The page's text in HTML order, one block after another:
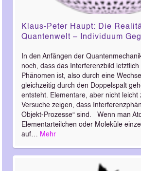
Klaus-Peter Haupt: Die
Quantenwelt – Individuum
In den Anfängen der
noch, dass das Interferenzbild letztlich
Phänomen ist, also durch eine
gleichzeitig durch den Doppelspalt
entsteht. Elementare, aber nicht leicht
Versuche zeigen, dass
Objekt-Prozesse“ sind. Wenn man
Elementarteilchen oder Moleküle
auf… Mehr